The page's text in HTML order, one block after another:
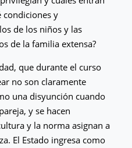
condiciones y
de los niños y las
de la familia extensa?
que durante el curso
no son claramente
una disyunción cuando
y se hacen
y la norma asignan a
El Estado ingresa como